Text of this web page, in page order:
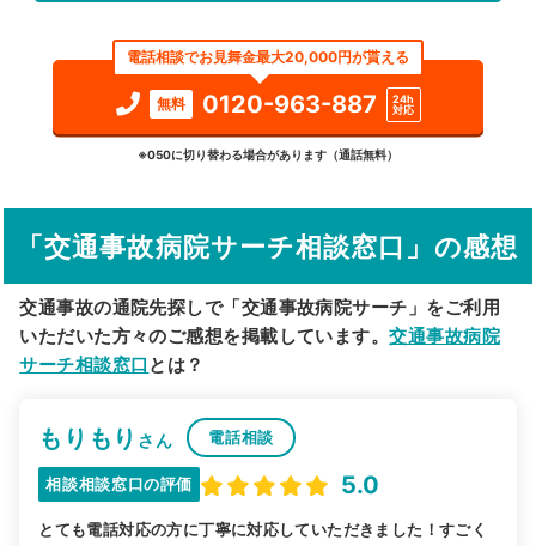
検索する
詳細条件で絞り込む
駅から探す 院名から探す
電話相談でお見舞金最大20,000円が貰える
無料 0120-963-887
24h
対応
※050に切り替わる場合があります（通話無料）
「交通事故病院サーチ相談窓口」の感想
交通事故の通院先探しで「交通事故病院サーチ」をご利用
いただいた方々のご感想を掲載しています。交通事故病院
サーチ相談窓口 とは？
もりもり さん 電話相談
相談相談窓口の評価 5.0
とても電話対応の方に丁寧に対応していただきました！すごく